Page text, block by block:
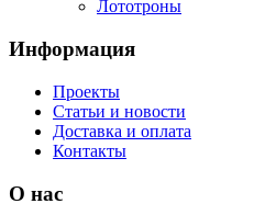
Лототроны
Информация
Проекты
Статьи и новости
Доставка и оплата
Контакты
О нас